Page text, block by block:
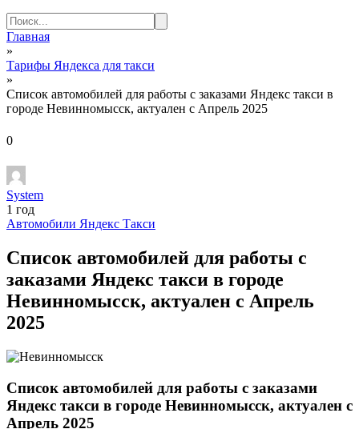
Search
for:
Главная
»
Тарифы Яндекса для такси
»
Список автомобилей для работы с заказами Яндекс такси в
городе Невинномысск, актуален с Апрель 2025
0
System
1 год
Автомобили Яндекс Такси
Список автомобилей для работы с
заказами Яндекс такси в городе
Невинномысск, актуален с Апрель
2025
Список автомобилей для работы с заказами
Яндекс такси в городе Невинномысск, актуален с
Апрель 2025